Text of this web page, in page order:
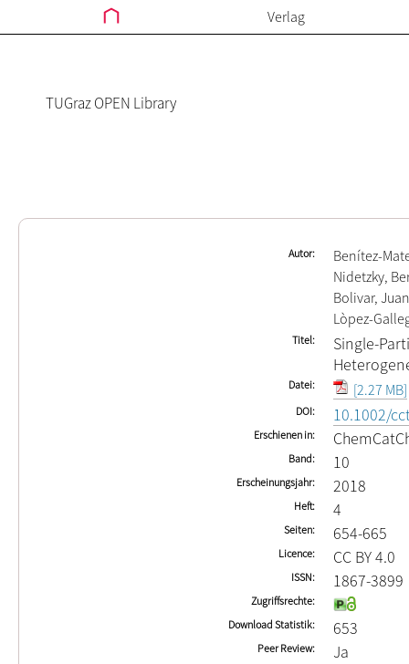
Verlag
TUGraz OPEN Library
Autor
Benítez-
Nidetzky,
Bolivar,
Lòpez-
Titel
Single-
Datei [2.27 MB]
DOI 10.1002/
Erschienen in
Band 10
Erscheinungsjahr 2018
Heft 4
Seiten 654-665
Licence CC BY 4.0
ISSN 1867-3899
Zugriffsrechte
Download Statistik
653
Peer Review Ja